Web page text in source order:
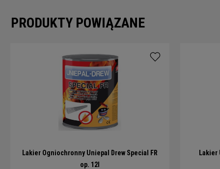
PRODUKTY POWIĄZANE
Lakier Ogniochronny Uniepal Drew Special FR
op. 12l
Lakier